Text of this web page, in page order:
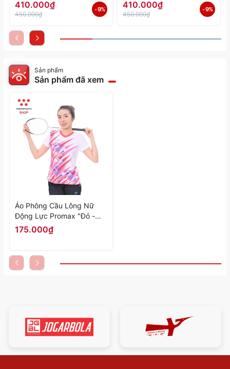
Hãng
410.000₫
450.000₫
- 9%
Hãng
410.000₫
450.000₫
- 9%
Sản phẩm
Sản phẩm đã xem
Áo Phông Cầu Lông Nữ
Động Lực Promax "Đỏ -
Trắng" DL-AP664-01 -
Hàng Chính Hãng
175.000₫